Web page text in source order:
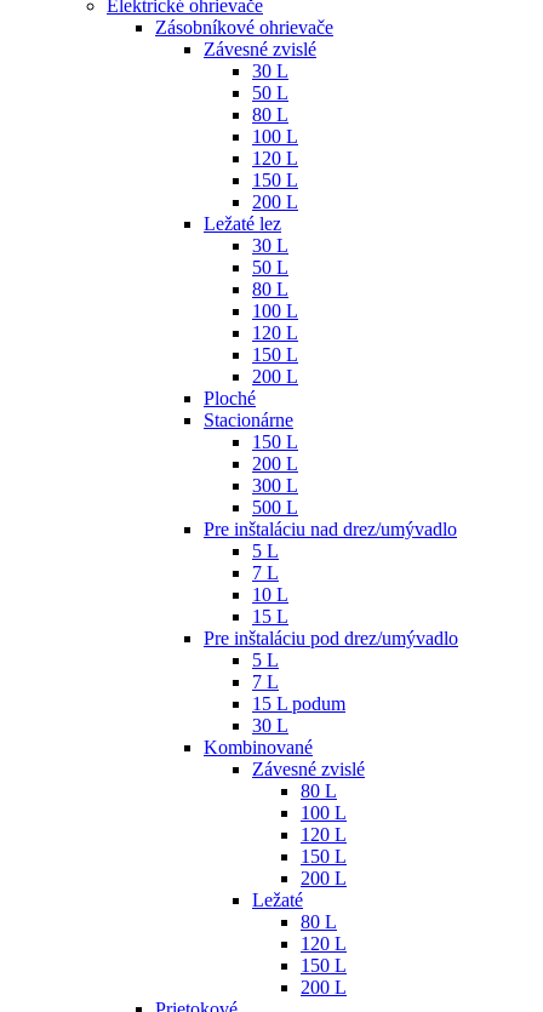
Elektrické ohrievače
Zásobníkové ohrievače
Závesné zvislé
30 L
50 L
80 L
100 L
120 L
150 L
200 L
Ležaté lez
30 L
50 L
80 L
100 L
120 L
150 L
200 L
Ploché
Stacionárne
150 L
200 L
300 L
500 L
Pre inštaláciu nad drez/umývadlo
5 L
7 L
10 L
15 L
Pre inštaláciu pod drez/umývadlo
5 L
7 L
15 L podum
30 L
Kombinované
Závesné zvislé
80 L
100 L
120 L
150 L
200 L
Ležaté
80 L
120 L
150 L
200 L